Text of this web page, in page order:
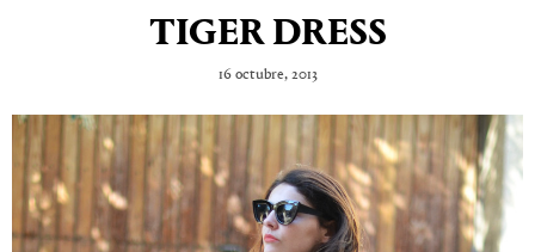
TIGER DRESS
16 octubre, 2013